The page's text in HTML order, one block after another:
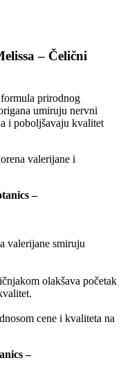
– Čelični
formula prirodnog
umiruju nervni
i poboljšavaju kvalitet
valerijane i
–
valerijane smiruju
olakšava početak
cene i kvaliteta na
–